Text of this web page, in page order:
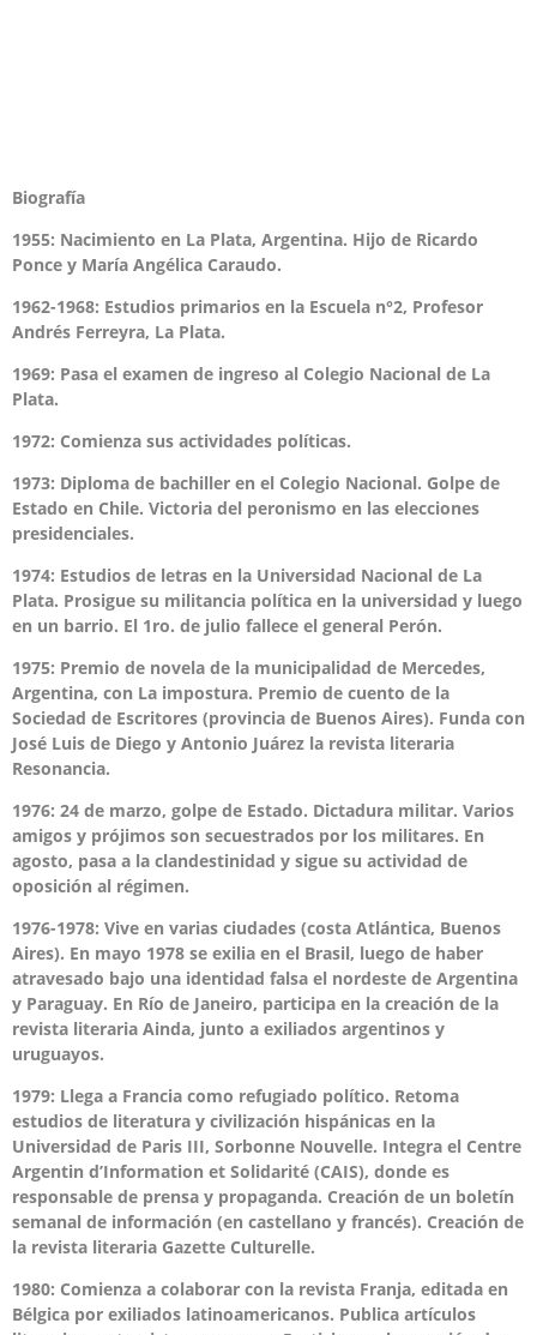
Biografía
1955: Nacimiento en La Plata, Argentina. Hijo de Ricardo
Ponce y María Angélica Caraudo.
1962-1968: Estudios primarios en la Escuela n°2, Profesor
Andrés Ferreyra, La Plata.
1969: Pasa el examen de ingreso al Colegio Nacional de La
Plata.
1972: Comienza sus actividades políticas.
1973: Diploma de bachiller en el Colegio Nacional. Golpe de
Estado en Chile. Victoria del peronismo en las elecciones
presidenciales.
1974: Estudios de letras en la Universidad Nacional de La
Plata. Prosigue su militancia política en la universidad y luego
en un barrio. El 1ro. de julio fallece el general Perón.
1975: Premio de novela de la municipalidad de Mercedes,
Argentina, con La impostura. Premio de cuento de la
Sociedad de Escritores (provincia de Buenos Aires). Funda con
José Luis de Diego y Antonio Juárez la revista literaria
Resonancia.
1976: 24 de marzo, golpe de Estado. Dictadura militar. Varios
amigos y prójimos son secuestrados por los militares. En
agosto, pasa a la clandestinidad y sigue su actividad de
oposición al régimen.
1976-1978: Vive en varias ciudades (costa Atlántica, Buenos
Aires). En mayo 1978 se exilia en el Brasil, luego de haber
atravesado bajo una identidad falsa el nordeste de Argentina
y Paraguay. En Río de Janeiro, participa en la creación de la
revista literaria Ainda, junto a exiliados argentinos y
uruguayos.
1979: Llega a Francia como refugiado político. Retoma
estudios de literatura y civilización hispánicas en la
Universidad de Paris III, Sorbonne Nouvelle. Integra el Centre
Argentin d’Information et Solidarité (CAIS), donde es
responsable de prensa y propaganda. Creación de un boletín
semanal de información (en castellano y francés). Creación de
la revista literaria Gazette Culturelle.
1980: Comienza a colaborar con la revista Franja, editada en
Bélgica por exiliados latinoamericanos. Publica artículos